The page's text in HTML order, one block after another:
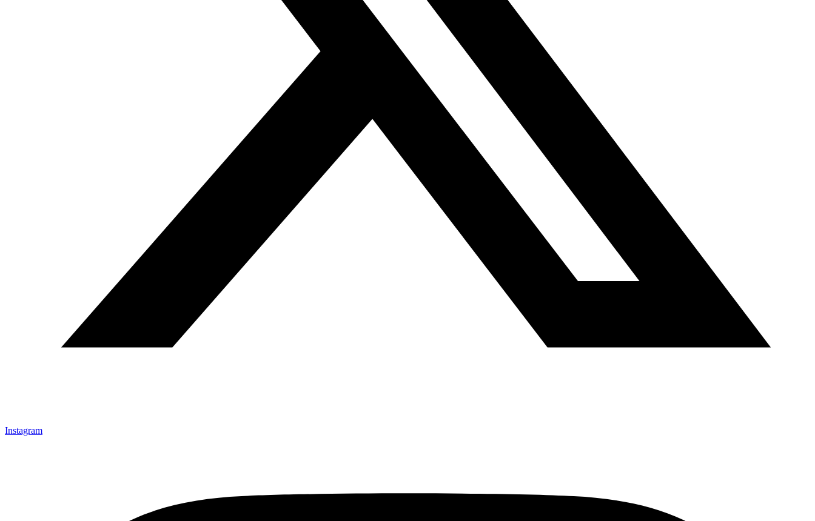
Instagram